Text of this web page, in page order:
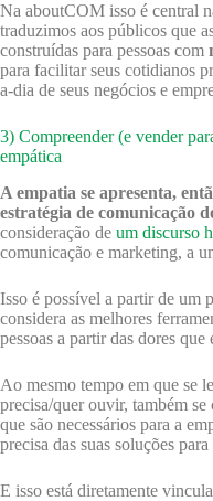
Na aboutCOM isso é central
traduzimos aos públicos que
construídas para pessoas com
para facilitar seus cotidianos
a-dia de seus negócios e
3) Compreender (e vender
empática
A empatia se apresenta,
estratégia de comunicação
consideração de um discurso
comunicação e marketing, a
Isso é possível a partir de um
considera as melhores
pessoas a partir das dores que
Ao mesmo tempo em que se
precisa/quer ouvir, também
que são necessários para a
precisa das suas soluções
E isso está diretamente